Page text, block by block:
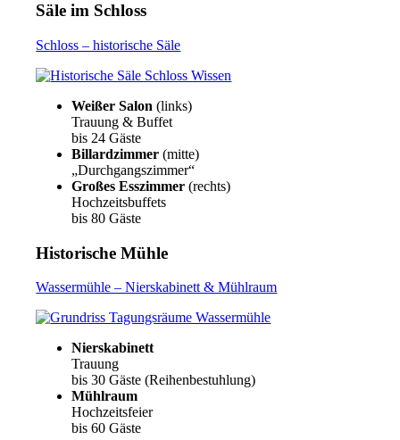
Säle im Schloss
Schloss – historische Säle
Weißer Salon (links)
Trauung & Buffet
bis 24 Gäste
Billardzimmer (mitte)
„Durchgangszimmer“
Großes Esszimmer (rechts)
Hochzeitsbuffets
bis 80 Gäste
Historische Mühle
Wassermühle – Nierskabinett & Mühlraum
Nierskabinett
Trauung
bis 30 Gäste (Reihenbestuhlung)
Mühlraum
Hochzeitsfeier
bis 60 Gäste